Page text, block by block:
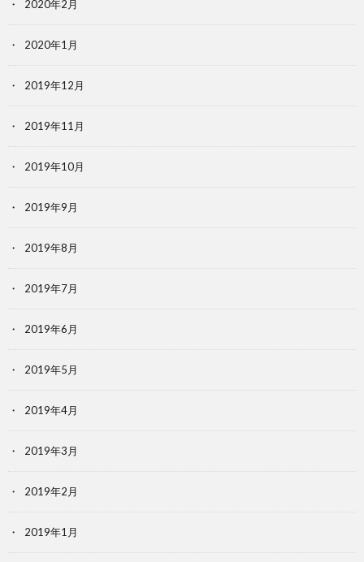
2020年2月
2020年1月
2019年12月
2019年11月
2019年10月
2019年9月
2019年8月
2019年7月
2019年6月
2019年5月
2019年4月
2019年3月
2019年2月
2019年1月